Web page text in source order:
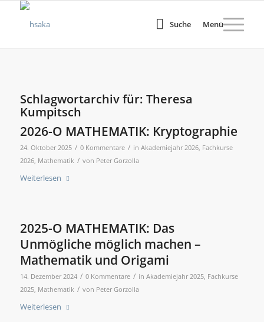
Suche Menü
Schlagwortarchiv für: Theresa
Kumpitsch
2026-O MATHEMATIK: Kryptographie
24. Oktober 2025 / 0 Kommentare / in Akademiejahr 2026, Fachkurse
2026, Mathematik / von Peter Gorzolla
Weiterlesen
2025-O MATHEMATIK: Das
Unmögliche möglich machen –
Mathematik und Origami
14. Dezember 2024 / 0 Kommentare / in Akademiejahr 2025, Fachkurse
2025, Mathematik / von Peter Gorzolla
Weiterlesen